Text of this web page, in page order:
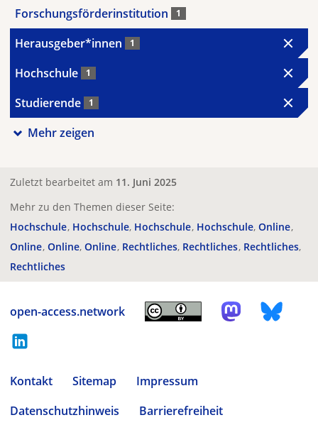
Forschungsförderinstitution 1
Herausgeber*innen 1
Hochschule 1
Studierende 1
Mehr zeigen
Zuletzt bearbeitet am 11. Juni 2025
Mehr zu den Themen dieser Seite:
Hochschule Hochschule Hochschule Hochschule Online
Online Online Online Rechtliches Rechtliches Rechtliches
Rechtliches
open-access.network
Kontakt Sitemap
Impressum
Datenschutzhinweis
Barrierefreiheit